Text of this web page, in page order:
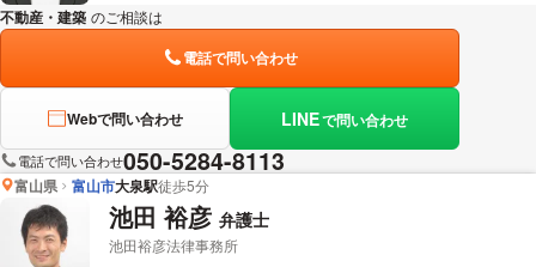
不動産・建築 のご相談は
電話で問い合わせ
Webで問い合わせ LINEで問い合わせ
電話で問い合わせ050-5284-8113
富山県 富山市大泉駅徒歩5分
池田 裕彦 弁護士
池田裕彦法律事務所